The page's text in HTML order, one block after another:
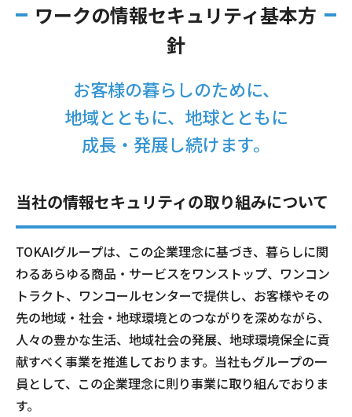
インターネット
テレビ
電話
おトクな情報 料金案内
対応エリア よくあるご質問
ワークの情報セキュリティ基本方
針
お客様の暮らしのために、
地域とともに、地球とともに
成長・発展し続けます。
当社の情報セキュリティの取り組みについて
TOKAIグループは、この企業理念に基づき、暮らしに関
わるあらゆる商品・サービスをワンストップ、ワンコン
トラクト、ワンコールセンターで提供し、お客様やその
先の地域・社会・地球環境とのつながりを深めながら、
人々の豊かな生活、地域社会の発展、地球環境保全に貢
献すべく事業を推進しております。当社もグループの一
員として、この企業理念に則り事業に取り組んでおりま
す。